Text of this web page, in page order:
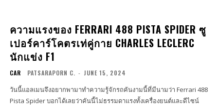
ความแรงของ FERRARI 488 PISTA SPIDER ซู
เปอร์คาร์โคตรเท่คู่กาย CHARLES LECLERC
นักแข่ง F1
CAR PATSARAPORN C. - JUNE 15, 2024
วันนี้แอลเมนจึงอยากพามาทำความรู้จักรถคันงามนี้ที่มีนามว่า Ferrari 488
Pista Spider บอกได้เลยว่าคันนี้ไม่ธรรมดาแรงทั้งเครื่องยนต์และดีไซน์